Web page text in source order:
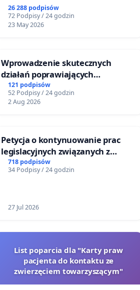
26 288 podpisów
72 Podpisy / 24 godzin
23 May 2026
Wprowadzenie skutecznych
działań poprawiających
bezpieczeństwo na ulicy
Żeromskiego w Otwocku
121 podpisów
52 Podpisy / 24 godzin
2 Aug 2026
Petycja o kontynuowanie prac
legislacyjnych związanych z
reformą prawa rodzinnego
718 podpisów
34 Podpisy / 24 godzin
27 Jul 2026
List poparcia dla "Karty praw
pacjenta do kontaktu ze
zwierzęciem towarzyszącym"